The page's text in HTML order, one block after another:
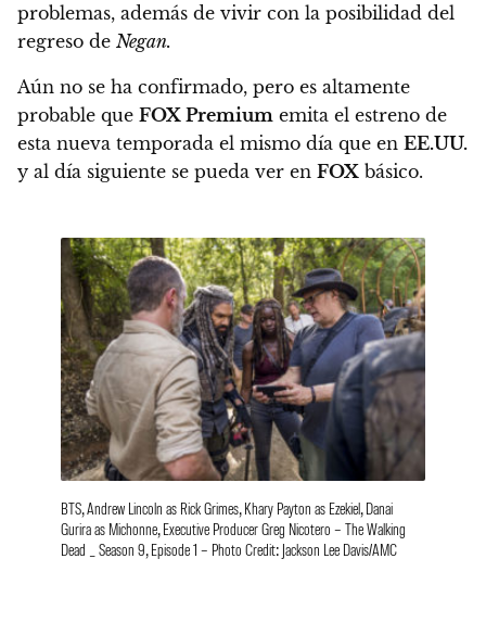
problemas, además de vivir con la posibilidad del
regreso de Negan.
Aún no se ha confirmado, pero es altamente
probable que FOX Premium emita el estreno de
esta nueva temporada el mismo día que en EE.UU.
y al día siguiente se pueda ver en FOX básico.
BTS, Andrew Lincoln as Rick Grimes, Khary Payton as Ezekiel, Danai
Gurira as Michonne, Executive Producer Greg Nicotero – The Walking
Dead _ Season 9, Episode 1 – Photo Credit: Jackson Lee Davis/AMC